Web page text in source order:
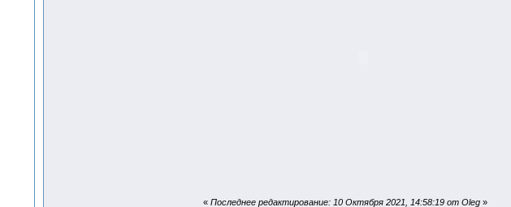
« Последнее редактирование: 10 Октября 2021, 14:58:19 от Oleg»